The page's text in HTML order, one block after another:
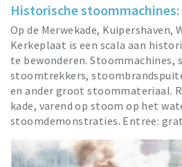
Historische stoommachines:
Op de Merwekade, Kuipershaven,
Kerkeplaat is een scala aan
te bewonderen. Stoommachines,
stoomtrekkers,
en ander groot stoommateriaal.
kade, varend op stoom op het
stoomdemonstraties. Entree: